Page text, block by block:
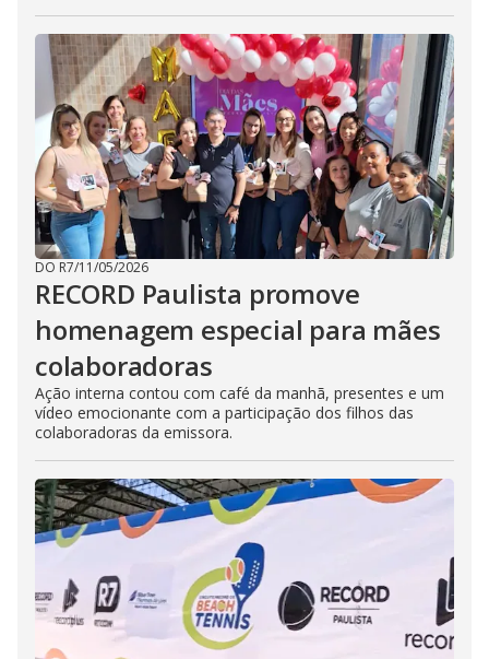
DO R7/11/05/2026
RECORD Paulista promove
homenagem especial para mães
colaboradoras
Ação interna contou com café da manhã, presentes e um
vídeo emocionante com a participação dos filhos das
colaboradoras da emissora.